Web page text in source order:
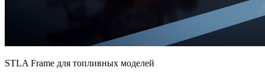
STLA Frame для топливных моделей